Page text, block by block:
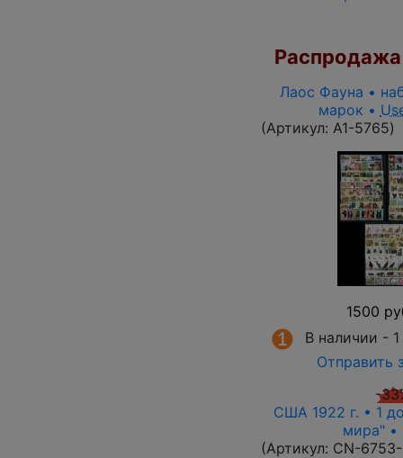
Распродажа
Лаос Фауна •
марок •
(Артикул: A1-5765)
1500
В наличии - 1
Отправить
-
США 1922 г. • 1
мира" •
(Артикул: CN-